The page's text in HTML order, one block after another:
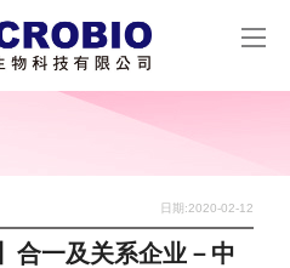
日期:2020-02-12
合一及关系企业－中